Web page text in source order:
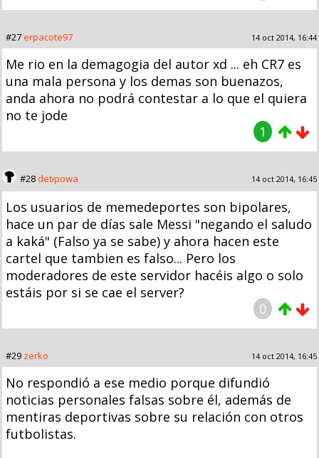
#27erpacote97 14 oct 2014, 16:44
Me rio en la demagogia del autor xd ... eh CR7 es
una mala persona y los demas son buenazos,
anda ahora no podrá contestar a lo que el quiera
no te jode
1
#28detipowa 14 oct 2014, 16:45
Los usuarios de memedeportes son bipolares,
hace un par de días sale Messi "negando el saludo
a kaká" (Falso ya se sabe) y ahora hacen este
cartel que tambien es falso... Pero los
moderadores de este servidor hacéis algo o solo
estáis por si se cae el server?
0
#29 zerko 14 oct 2014, 16:45
No respondió a ese medio porque difundió
noticias personales falsas sobre él, además de
mentiras deportivas sobre su relación con otros
futbolistas.